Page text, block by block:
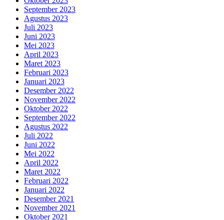
September 2023
Agustus 2023
Juli 2023
Juni 2023
Mei 2023
April 2023
Maret 2023
Februari 2023
Januari 2023
Desember 2022
November 2022
Oktober 2022
September 2022
Agustus 2022
Juli 2022
Juni 2022
Mei 2022
April 2022
Maret 2022
Februari 2022
Januari 2022
Desember 2021
November 2021
Oktober 2021